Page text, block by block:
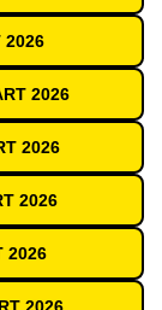
2026
2026
2026
2026
2026